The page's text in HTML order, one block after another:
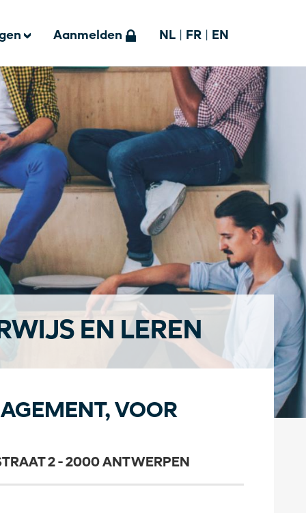
Aanmelden NL FR EN
EN LEREN
VOOR
2 - 2000 ANTWERPEN